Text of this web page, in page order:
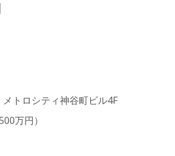
トロシティ神谷町ビル4F
万円）